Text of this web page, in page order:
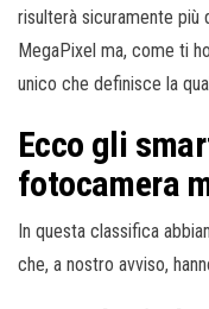
risulterà sicuramente più
MegaPixel ma, come ti
unico che definisce la
Ecco gli
fotocamera
In questa classifica
che, a nostro avviso,